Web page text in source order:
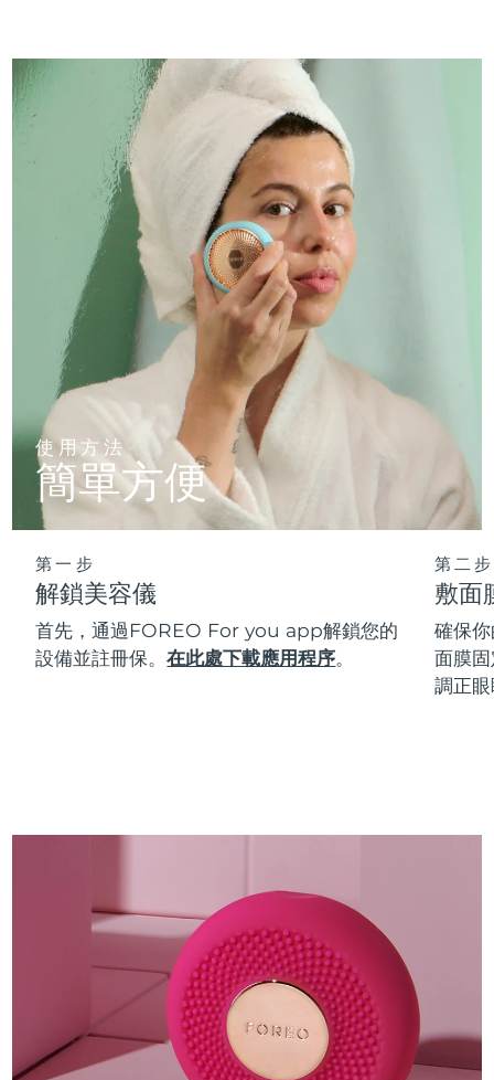
使用方法
簡單方便
第一步
解鎖美容儀
首先，通過FOREO For you app解鎖您的
設備並註冊保。在此處下載應用程序。
第二步
敷面
確保
面膜
調正